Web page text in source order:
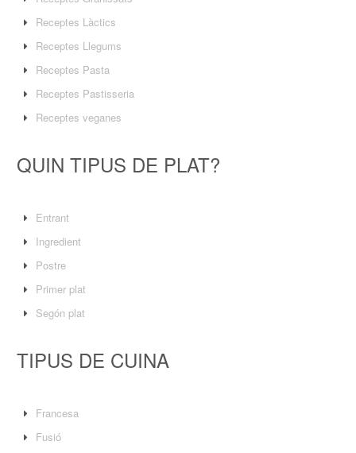
Receptes Làctics
Receptes Llegums
Receptes Pasta
Receptes Pastisseria
Receptes veganes
QUIN TIPUS DE PLAT?
Entrant
Ingredient
Postre
Primer plat
Segón plat
TIPUS DE CUINA
Francesa
Fusió